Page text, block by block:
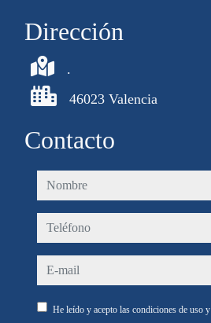
Dirección
.
46023 Valencia
Contacto
nombre
teléfono
e-mail
He leído y acepto las condiciones de uso y